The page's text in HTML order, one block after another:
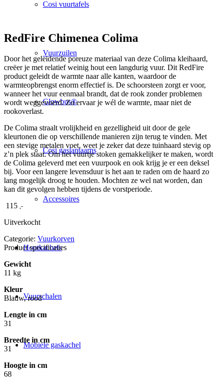
Cosi vuurtafels
Vuurzuilen
Glowbus®
Cosi gaslantaarns
Accessoires
Houtkachels
Vuurschalen
Mobiele gaskachel
RedFire Chimenea Colima
Door het geleidende poreuze materiaal van deze Colima kleihaard,
creëer je met relatief weinig hout een langdurig vuur. Dit RedFire
product geleidt de warmte naar alle kanten, waardoor de
warmteopbrengst enorm effectief is. De schoorsteen zorgt er voor,
wanneer het vuur eenmaal brandt, dat de rook zonder problemen
wordt weggevoerd. Zo ervaar je wél de warmte, maar niet de
rookoverlast.
De Colima straalt vrolijkheid en gezelligheid uit door de gele
kleurtonen die op verschillende manieren zijn terug te vinden. Met
een stevige metalen voet, weet je zeker dat deze tuinhaard stevig op
z’n plek staat. Om het vuurtje stoken gemakkelijker te maken, wordt
de Colima geleverd met een vuurpook en ook krijg je er een deksel
bij. Voor een langere levensduur is het aan te raden om de haard zo
lang mogelijk droog te houden. Mochten ze wel nat worden, dan
kan dit gevolgen hebben tijdens de vorstperiode.
115 ,-
Uitverkocht
Categorie: Vuurkorven
Product specificaties
Gewicht
11 kg
Kleur
Blauw, rood
Lengte in cm
31
Breedte in cm
31
Hoogte in cm
68